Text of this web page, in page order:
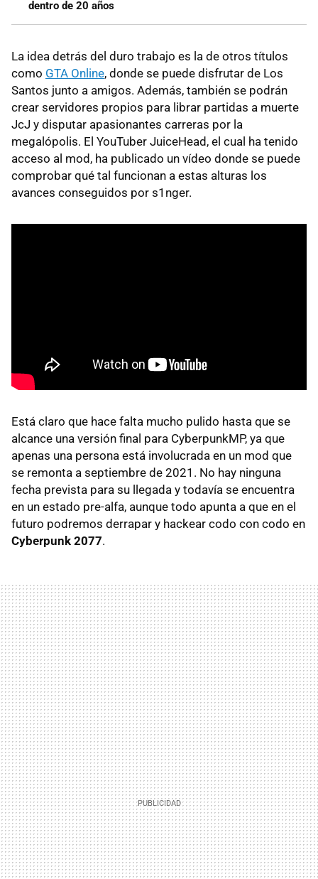
dentro de 20 años
La idea detrás del duro trabajo es la de otros títulos
como GTA Online, donde se puede disfrutar de Los
Santos junto a amigos. Además, también se podrán
crear servidores propios para librar partidas a muerte
JcJ y disputar apasionantes carreras por la
megalópolis. El YouTuber JuiceHead, el cual ha tenido
acceso al mod, ha publicado un vídeo donde se puede
comprobar qué tal funcionan a estas alturas los
avances conseguidos por s1nger.
Está claro que hace falta mucho pulido hasta que se
alcance una versión final para CyberpunkMP, ya que
apenas una persona está involucrada en un mod que
se remonta a septiembre de 2021. No hay ninguna
fecha prevista para su llegada y todavía se encuentra
en un estado pre-alfa, aunque todo apunta a que en el
futuro podremos derrapar y hackear codo con codo en
Cyberpunk 2077.